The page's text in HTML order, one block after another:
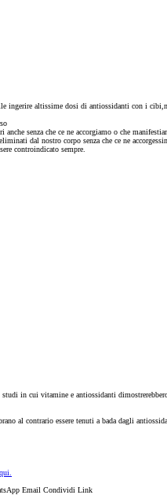
ingerire altissime dosi di antiossidanti con i
senza che ce ne accorgiamo o che
dal nostro corpo senza che ce ne
controindicato sempre.
in cui vitamine e antiossidanti
al contrario essere tenuti a bada dagli
Email Condividi Link